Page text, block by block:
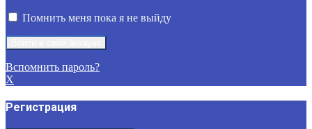
Помнить меня пока я не выйду
Вспомнить пароль?
X
Регистрация